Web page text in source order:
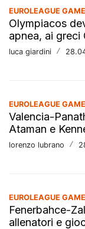
EUROLEAGUE
Olympiacos
apnea, ai greci
luca giardini /
EUROLEAGUE
Valencia-
Ataman e
lorenzo lubrano /
EUROLEAGUE
Fenerbahce-
allenatori e